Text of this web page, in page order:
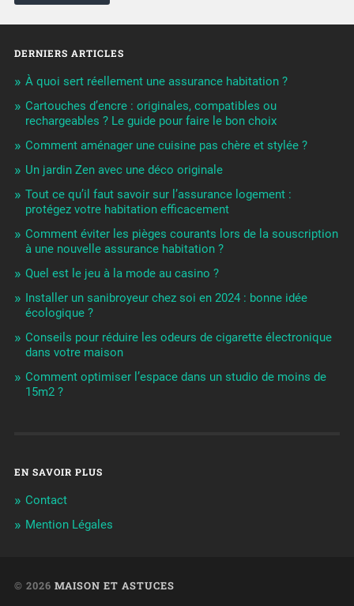
DERNIERS ARTICLES
À quoi sert réellement une assurance habitation ?
Cartouches d’encre : originales, compatibles ou
rechargeables ? Le guide pour faire le bon choix
Comment aménager une cuisine pas chère et stylée ?
Un jardin Zen avec une déco originale
Tout ce qu’il faut savoir sur l’assurance logement :
protégez votre habitation efficacement
Comment éviter les pièges courants lors de la souscription
à une nouvelle assurance habitation ?
Quel est le jeu à la mode au casino ?
Installer un sanibroyeur chez soi en 2024 : bonne idée
écologique ?
Conseils pour réduire les odeurs de cigarette électronique
dans votre maison
Comment optimiser l’espace dans un studio de moins de
15m2 ?
EN SAVOIR PLUS
Contact
Mention Légales
© 2026 MAISON ET ASTUCES